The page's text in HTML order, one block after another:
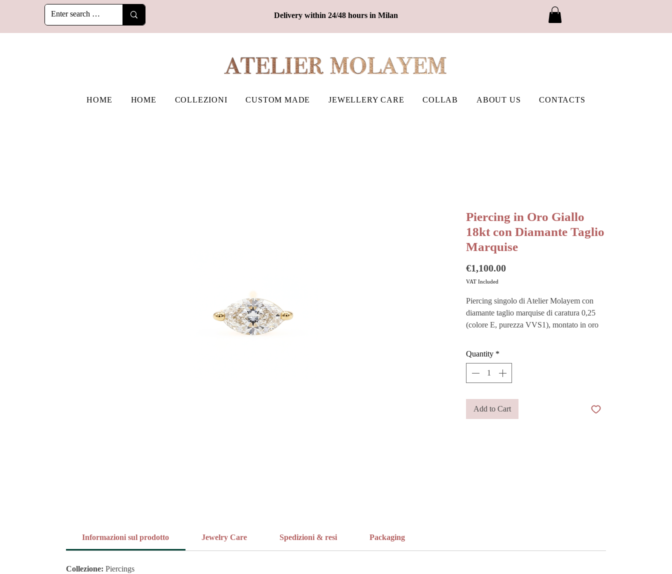
Delivery within 24/48 hours in Milan
HOME HOME COLLEZIONI CUSTOM MADE JEWELLERY CARE COLLAB ABOUT US CONTACTS
Piercing in Oro Giallo
18kt con Diamante Taglio
Marquise
€1,100.00Price
VAT Included
Piercing singolo di Atelier Molayem con
diamante taglio marquise di caratura 0,25
(colore E, purezza VVS1), montato in oro
Da indossare come primo buco o nei buchi
laterali, si distingue anche da solo per la sua
eleganza discreta. Essenziale e luminoso,
dona un punto luce raffinato e
contemporaneo.
Quantity *
Add to Cart
Informazioni sul prodotto Jewelry Care Spedizioni & resi Packaging
Collezione: Piercings